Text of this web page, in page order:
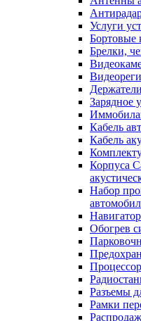
Услуги
Бортовые
Брелки,
Зарядное
Кабель
Кабель
Корпуса
Набор
Обогрев
Разъемы
Рамки